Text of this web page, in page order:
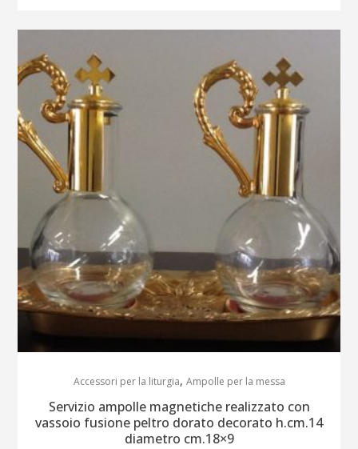
Accessori per la liturgia, Ampolle per la messa
Servizio ampolle magnetiche realizzato con
vassoio fusione peltro dorato decorato h.cm.14
diametro cm.18×9